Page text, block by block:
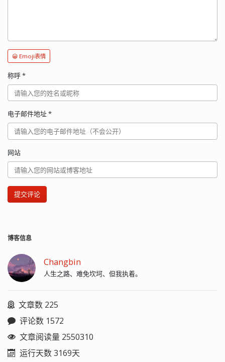
😀 Emoji表情
称呼*
电子邮件地址*
网站
提交评论
博客信息
Changbin
人生之路、难免坎坷、但我执着。
文章数 225
评论数 1572
文章阅读量 2550310
运行天数 3169天